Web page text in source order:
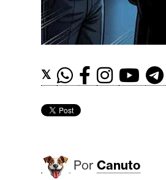
t
h
e
e
m
I
A
𝕏
Por Canuto